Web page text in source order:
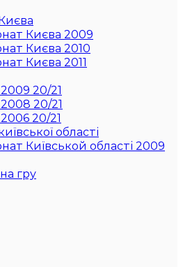
Києва 2009
Києва 2010
Києва 2011
20/21
20/21
20/21
області
Київськой області 2009
гру